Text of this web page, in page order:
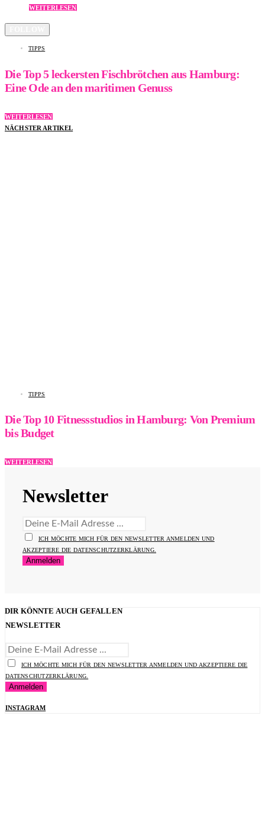
WEITERLESEN
NEWSLETTER
ICH MÖCHTE MICH FÜR DEN NEWSLETTER ANMELDEN UND AKZEPTIERE DIE
DATENSCHUTZERKLÄRUNG.
INSTAGRAM
TIPPS
Die Top 5 leckersten Fischbrötchen aus Hamburg:
Eine Ode an den maritimen Genuss
WEITERLESEN
NÄCHSTER ARTIKEL
TIPPS
Die Top 10 Fitnessstudios in Hamburg: Von Premium
bis Budget
WEITERLESEN
Newsletter
ICH MÖCHTE MICH FÜR DEN NEWSLETTER ANMELDEN UND
AKZEPTIERE DIE DATENSCHUTZERKLÄRUNG.
DIR KÖNNTE AUCH GEFALLEN